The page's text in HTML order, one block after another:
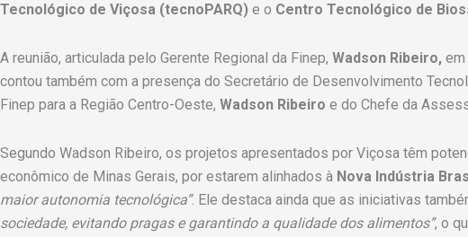
Tecnológico de Viçosa (tecnoPARQ) e o Centro Tecnológico de
A reunião, articulada pelo Gerente Regional da Finep, Wadson Ribeiro,
contou também com a presença do Secretário de Desenvolvimento
Finep para a Região Centro-Oeste, Wadson Ribeiro e do Chefe da
Segundo Wadson Ribeiro, os projetos apresentados por Viçosa têm
econômico de Minas Gerais, por estarem alinhados à Nova Indústria
maior autonomia tecnológica”. Ele destaca ainda que as iniciativas
sociedade, evitando pragas e garantindo a qualidade dos alimentos”, o